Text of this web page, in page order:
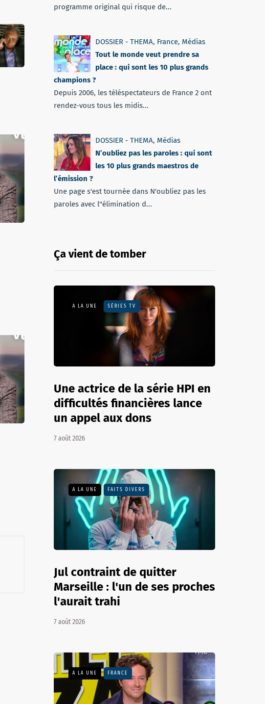
programme original qui risque de...
DOSSIER - THEMA, France, Médias
Tout le monde veut prendre sa
place : qui sont les 10 plus grands
champions ?
Depuis 2006, les téléspectateurs de France 2 ont
rendez-vous tous les midis...
DOSSIER - THEMA, Médias
N’oubliez pas les paroles : qui sont
les 10 plus grands maestros de
l’émission ?
Une page s'est tournée dans N'oubliez pas les
paroles avec l''élimination d...
Ça vient de tomber
A LA UNE SÉRIES TV
Une actrice de la série HPI en
difficultés financières lance
un appel aux dons
7 août 2026
A LA UNE FAITS DIVERS
Jul contraint de quitter
Marseille : l'un de ses proches
l'aurait trahi
7 août 2026
A LA UNE FRANCE